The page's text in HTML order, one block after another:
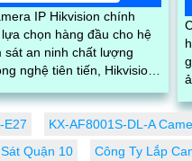
IP Hikvision chính
chọn hàng đầu cho hệ
sát an ninh chất lượng
tính năng thông minh
E27 KX-AF8001S-DL-A
Quận 10 Công Ty Lắp